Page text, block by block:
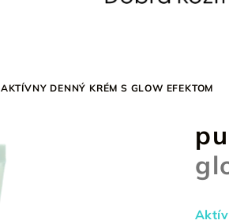
AKTÍVNY DENNÝ KRÉM S GLOW EFEKTOM